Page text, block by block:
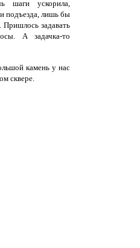
шаги ускорила,
подъезда, лишь бы
Пришлось задавать
А задачка-то
камень у нас
сквере.